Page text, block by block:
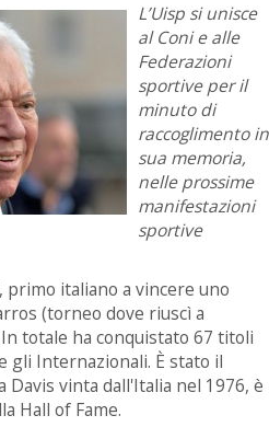
L’Uisp si unisce
al Coni e alle
Federazioni
sportive per il
minuto di
raccoglimento in
sua memoria,
nelle prossime
manifestazioni
sportive
, primo italiano a vincere uno
(torneo dove riuscì a
totale ha conquistato 67 titoli
gli Internazionali. È stato il
Davis vinta dall'Italia nel 1976, è
Hall of Fame.